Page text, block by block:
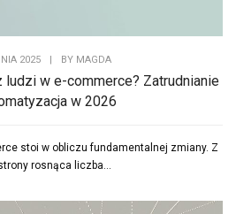
2025 | BY MAGDA
w e-commerce? Zatrudnianie
w 2026
stoi w obliczu fundamentalnej zmiany. Z
rosnąca liczba...